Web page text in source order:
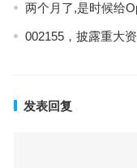
两个月了,是时候给
002155，披露重大
发表回复